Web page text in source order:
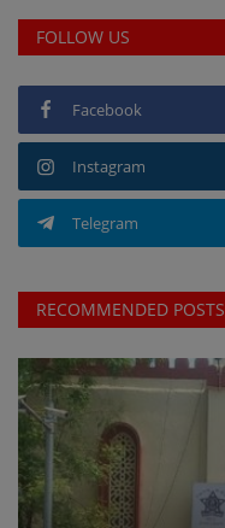
FOLLOW US
Facebook
Instagram
Telegram
RECOMMENDED POSTS